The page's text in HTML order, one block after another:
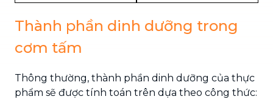
Thành phần dinh dưỡng trong
cơm tấm
Thông thường, thành phần dinh dưỡng của thực
phẩm sẽ được tính toán trên dựa theo công thức: